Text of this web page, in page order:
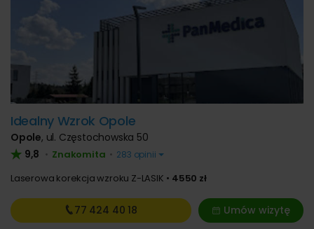
Idealny Wzrok Opole
Opole, ul. Częstochowska 50
9,8 • Znakomita • 283 opinii
Laserowa korekcja wzroku Z-LASIK 4550 zł
Umów wizytę
77 424 40 18